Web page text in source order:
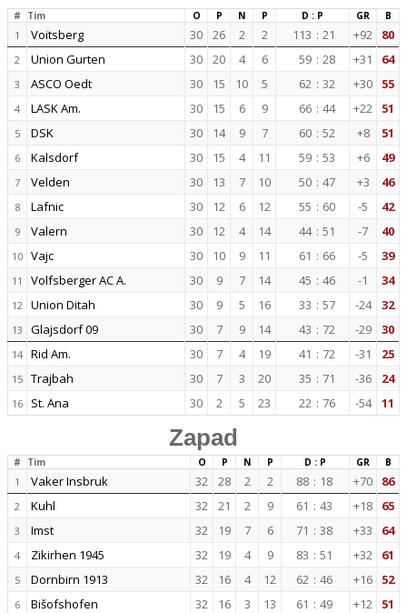
# Tim O P N P D : P GR B
1 Voitsberg 30 26 2 2 113 : 21 +92 80
2 Union Gurten 30 20 4 6 59 : 28 +31 64
3 ASCO Oedt 30 15 10 5 62 : 32 +30 55
4 LASK Am. 30 15 6 9 66 : 44 +22 51
5 DSK 30 14 9 7 60 : 52 +8 51
6 Kalsdorf 30 15 4 11 59 : 53 +6 49
7 Velden 30 13 7 10 50 : 47 +3 46
8 Lafnic 30 12 6 12 55 : 60 -5 42
9 Valern 30 12 4 14 44 : 51 -7 40
10 Vajc 30 10 9 11 61 : 66 -5 39
11 Volfsberger AC A. 30 9 7 14 45 : 46 -1 34
12 Union Ditah 30 9 5 16 33 : 57 -24 32
13 Glajsdorf 09 30 7 9 14 43 : 72 -29 30
14 Rid Am. 30 7 4 19 41 : 72 -31 25
15 Trajbah 30 7 3 20 35 : 71 -36 24
16 St. Ana 30 2 5 23 22 : 76 -54 11
Zapad
# Tim O P N P D : P GR B
1 Vaker Insbruk 32 28 2 2 88 : 18 +70 86
2 Kuhl 32 21 2 9 61 : 43 +18 65
3 Imst 32 19 7 6 71 : 38 +33 64
4 Zikirhen 1945 32 19 4 9 83 : 51 +32 61
5 Dornbirn 1913 32 16 4 12 62 : 46 +16 52
6 Bišofshofen 32 16 3 13 61 : 49 +12 51